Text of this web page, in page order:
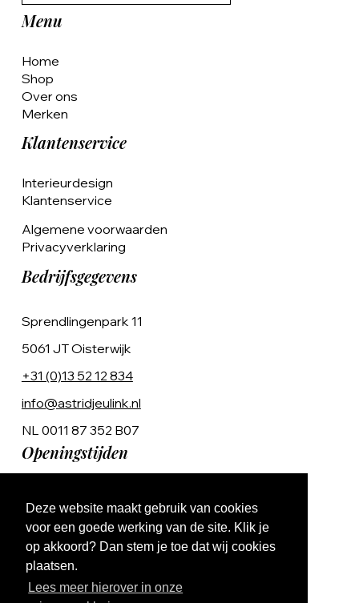
Deze website maakt gebruik van cookies
voor een goede werking van de site. Klik je
op akkoord? Dan stem je toe dat wij cookies
plaatsen.
Lees meer hierover in onze
Menu
Home
Shop
Over ons
Merken
Klantenservice
Interieurdesign
Klantenservice
Algemene voorwaarden
Privacyverklaring
Bedrijfsgegevens
Sprendlingenpark 11
5061 JT Oisterwijk
+31 (0)13 52 12 834
info@astridjeulink.nl
NL 0011 87 352 B07
Openingstijden
Ma t/m Vr 9:00 - 17:00